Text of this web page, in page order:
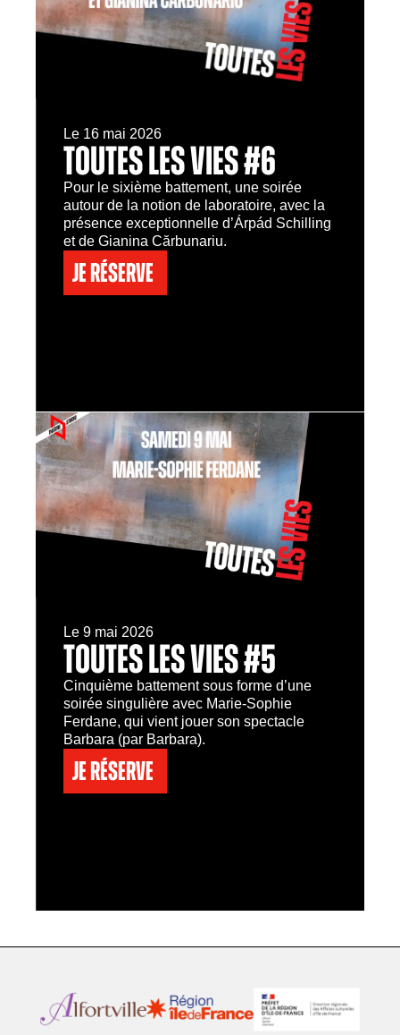
Le 16 mai 2026
TOUTES LES VIES #6
Pour le sixième battement, une soirée
autour de la notion de laboratoire, avec la
présence exceptionnelle d’Árpád Schilling
et de Gianina Cărbunariu.
Je réserve
Le 9 mai 2026
TOUTES LES VIES #5
Cinquième battement sous forme d’une
soirée singulière avec Marie-Sophie
Ferdane, qui vient jouer son spectacle
Barbara (par Barbara).
Je réserve